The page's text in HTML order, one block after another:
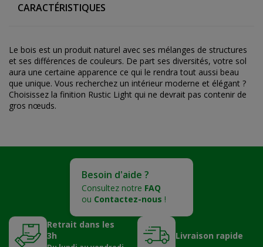
CARACTÉRISTIQUES
Le bois est un produit naturel avec ses mélanges de structures
et ses différences de couleurs. De part ses diversités, votre sol
aura une certaine apparence ce qui le rendra tout aussi beau
que unique. Vous recherchez un intérieur moderne et élégant ?
Choisissez la finition Rustic Light qui ne devrait pas contenir de
gros nœuds.
Besoin d'aide ?
Consultez notre FAQ
ou Contactez-nous !
Retrait dans les
3h
Livraison rapide